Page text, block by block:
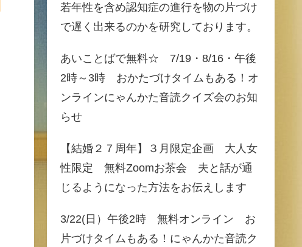
若年性を含め認知症の進行を物の片づけ
で遅く出来るのかを研究しております。
あいことばで無料☆ 7/19・8/16・午後
2時～3時 おかたづけタイムもある！オ
ンラインにゃんかた音読クイズ会のお知
らせ
【結婚２７周年】３月限定企画 大人女
性限定 無料Zoomお茶会 夫と話が通
じるようになった方法をお伝えします
3/22(日）午後2時 無料オンライン お
片づけタイムもある！にゃんかた音読ク